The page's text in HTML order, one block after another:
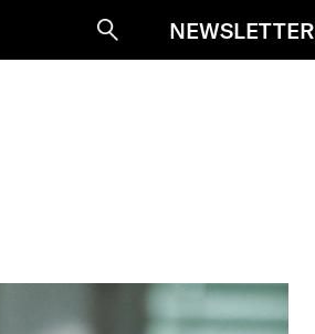
SucheNEWSLETTER